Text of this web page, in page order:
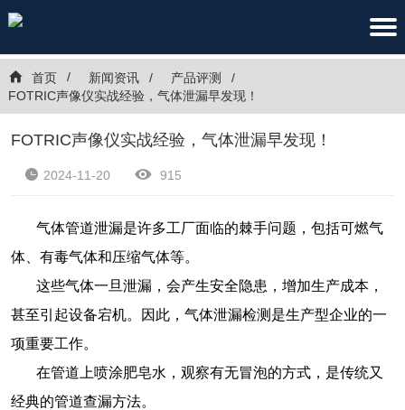
首页 新闻资讯
产品评测
FOTRIC声像仪实战经验，气体泄漏早发现！
FOTRIC声像仪实战经验，气体泄漏早发现！
2024-11-20 915
气体管道泄漏是许多工厂面临的棘手问题，包括可燃气
体、有毒气体和压缩气体等。
这些气体一旦泄漏，会产生安全隐患，增加生产成本，
甚至引起设备宕机。因此，气体泄漏检测是生产型企业的一
项重要工作。
在管道上喷涂肥皂水，观察有无冒泡的方式，是传统又
经典的管道查漏方法。